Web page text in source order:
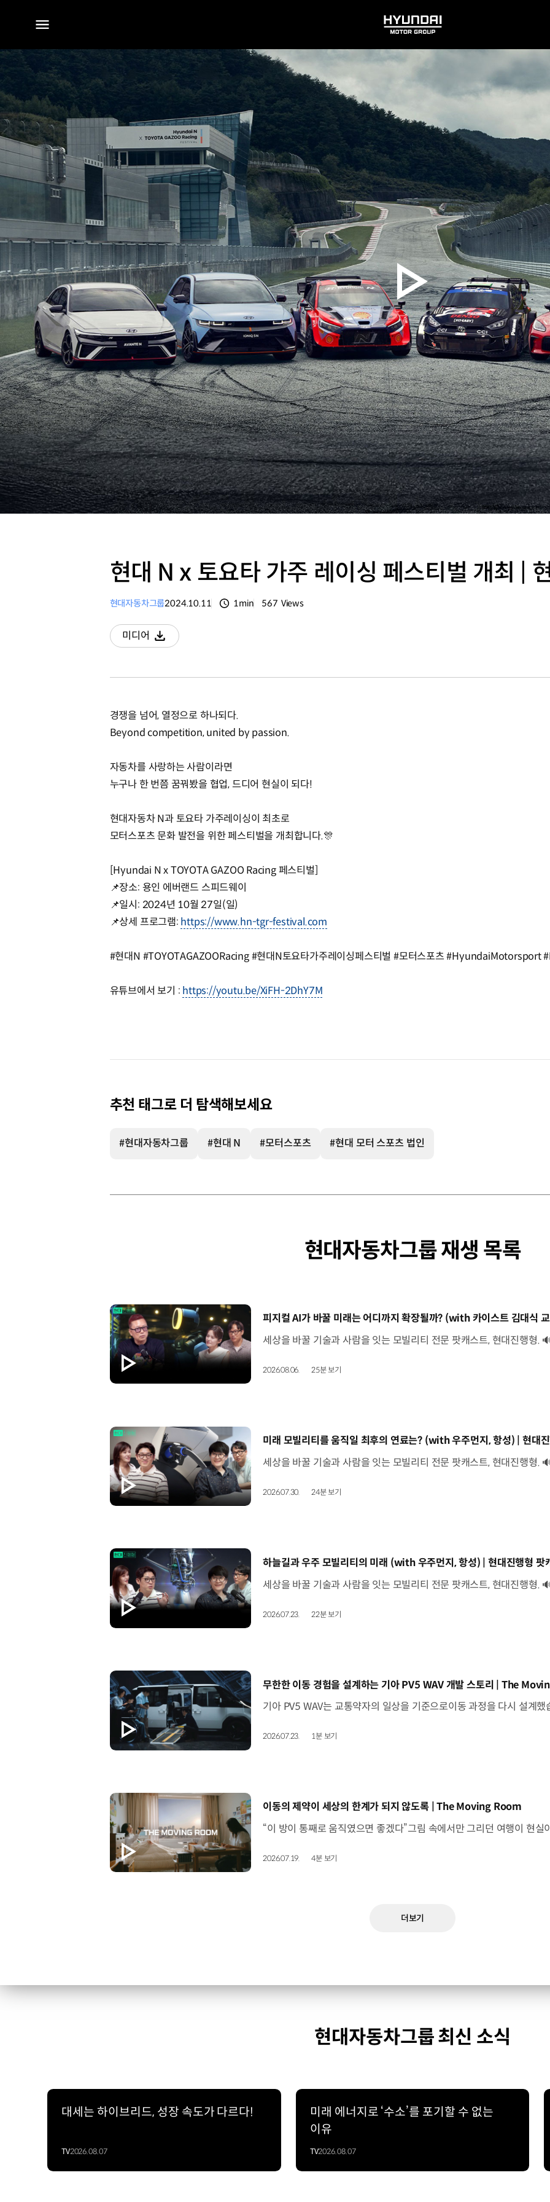
전체
메뉴
HYUNDAI
MOTOR
GROUP
현대 N x 토요타 가주 레이싱 페스티벌 개최 |
현대자동차그룹2024.10.11 1min 567 Views
미디어
다운로드
경쟁을 넘어, 열정으로 하나되다.
Beyond competition, united by passion.
자동차를 사랑하는 사람이라면
누구나 한 번쯤 꿈꿔봤을 협업, 드디어 현실이 되다!
현대자동차 N과 토요타 가주레이싱이 최초로
모터스포츠 문화 발전을 위한 페스티벌을 개최합니다.🎊
[Hyundai N x TOYOTA GAZOO Racing 페스티벌]
📌장소: 용인 에버랜드 스피드웨이
📌일시: 2024년 10월 27일(일)
📌상세 프로그램: https://www.hn-tgr-festival.com
#현대N #TOYOTAGAZOORacing #현대N토요타가주레이싱페스티벌 #모터스포츠 #HyundaiMotorsport
유튜브에서 보기 : https://youtu.be/XiFH-2DhY7M
추천 태그로 더 탐색해보세요
#현대자동차그룹 #현대 N #모터스포츠 #현대 모터 스포츠 법인
현대자동차그룹 재생 목록
[동영상]
2026.08.06. 25분 보기
[동영상]
미래 모빌리티를 움직일 최후의 연료는? (with 우주먼지, 항성) | 현대
2026.07.30. 24분 보기
[동영상]
하늘길과 우주 모빌리티의 미래 (with 우주먼지, 항성) | 현대진행형 팟
2026.07.23. 22분 보기
[동영상]
무한한 이동 경험을 설계하는 기아 PV5 WAV 개발 스토리 | The
2026.07.23. 1분 보기
[동영상]
이동의 제약이 세상의 한계가 되지 않도록 | The Moving Room
2026.07.19. 4분 보기
더보기
현대자동차그룹 최신 소식
대세는 하이브리드, 성장 속도가 다르다!
TV2026.08.07
미래 에너지로 ‘수소’를 포기할 수 없는
이유
TV2026.08.07